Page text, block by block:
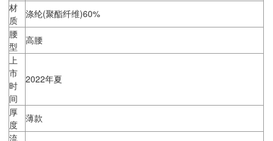
材
质
涤纶(聚酯纤维)60%
腰
型
高腰
上
市
时
间
2022年夏
厚
度
薄款
流